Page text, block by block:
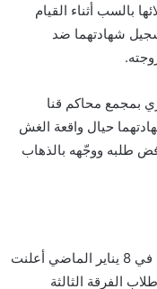
بالسب أثناء القيام
شهادتهما ضد
بمجمع محاكم قنا
حيال واقعة الغش
طلبه ووجّهه بالذهاب
وكانت جامعة جنوب الوادى قد أصدرت بيانا في 8 يناير الماضي أعلنت
الفرقة الثالثة